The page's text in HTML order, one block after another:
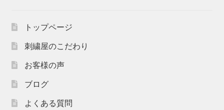
トップページ
刺繍屋のこだわり
お客様の声
ブログ
よくある質問